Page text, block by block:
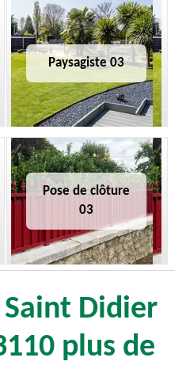
Paysagiste 03
Pose de clôture
03
Saint Didier
plus de